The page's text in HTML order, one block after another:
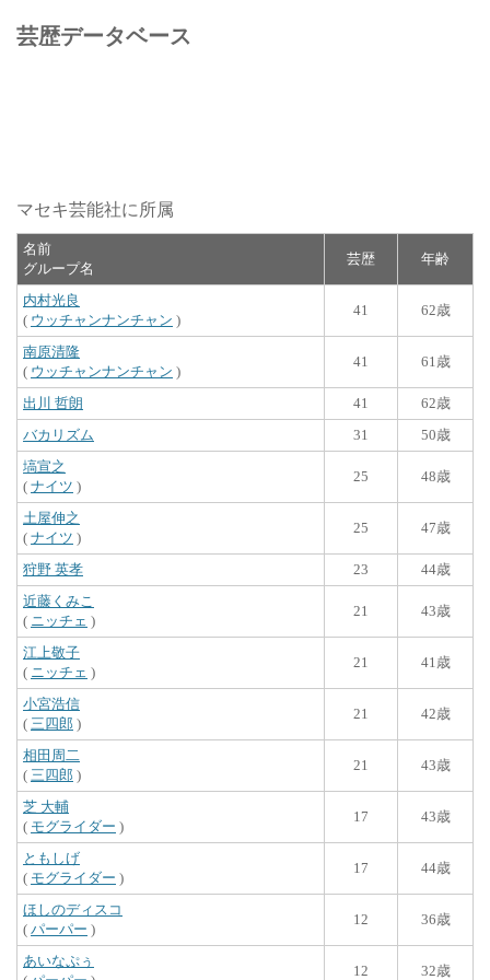
芸歴データベース
マセキ芸能社に所属
名前
グループ名
芸歴 年齢
内村光良
( ウッチャンナンチャン )
41 62歳
南原清隆
( ウッチャンナンチャン )
41 61歳
出川 哲朗 41
62歳
バカリズム
31
50歳
塙宣之
( ナイツ )
25 48歳
土屋伸之
( ナイツ )
25 47歳
狩野 英孝 23
44歳
近藤くみこ
( ニッチェ )
21 43歳
江上敬子
( ニッチェ )
21 41歳
小宮浩信
( 三四郎 )
21 42歳
相田周二
( 三四郎 )
21 43歳
芝 大輔
( モグライダー )
17 43歳
ともしげ
( モグライダー )
17 44歳
ほしのディスコ
( パーパー )
12 36歳
あいなぷぅ
12 32歳